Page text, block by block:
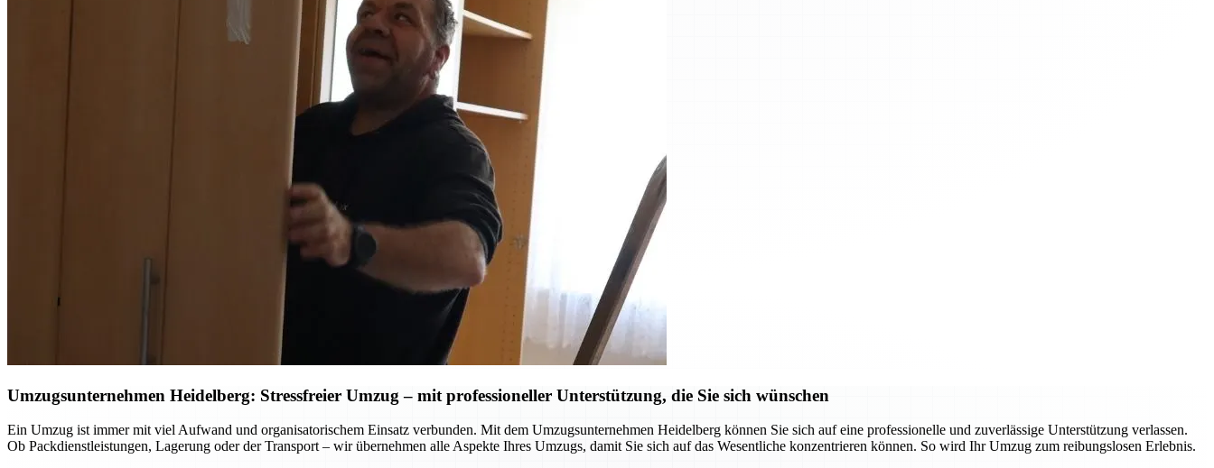
Umzugsunternehmen Heidelberg: Stressfreier Umzug – mit professioneller Unterstützung, die Sie sich wünschen
Ein Umzug ist immer mit viel Aufwand und organisatorischem Einsatz verbunden. Mit dem Umzugsunternehmen Heidelberg können Sie sich auf eine professionelle und zuverlässige Unterstützung verlassen.
Ob Packdienstleistungen, Lagerung oder der Transport – wir übernehmen alle Aspekte Ihres Umzugs, damit Sie sich auf das Wesentliche konzentrieren können. So wird Ihr Umzug zum reibungslosen Erlebnis.